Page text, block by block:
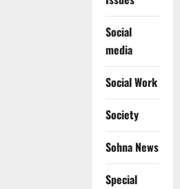
Social
media
Social Work
Society
Sohna News
Special